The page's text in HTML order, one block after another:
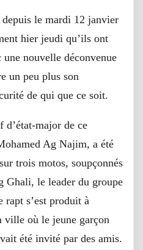
le mardi 12 janvier
hier jeudi qu’ils ont
une nouvelle déconvenue
un peu plus son
de qui que ce soit.
d’état-major de ce
Ag Najim, a été
trois motos, soupçonnés
Ghali, le leader du groupe
s’est produit à
ville où le jeune garçon
été invité par des amis.